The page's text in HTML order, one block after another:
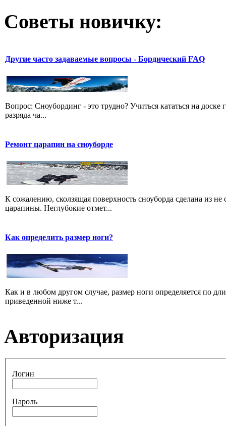
Советы новичку:
Другие часто задаваемые вопросы - Бордический FAQ
Вопрос: Сноубординг - это трудно? Учиться кататься на
разряда ча...
Ремонт царапин на сноуборде
К сожалению, сколзящая поверхность сноуборда сделана из
царапины. Неглубокие отмет...
Как определить размер ноги?
Как и в любом другом случае, размер ноги определяется по
приведенной ниже т...
Авторизация
Логин
Пароль